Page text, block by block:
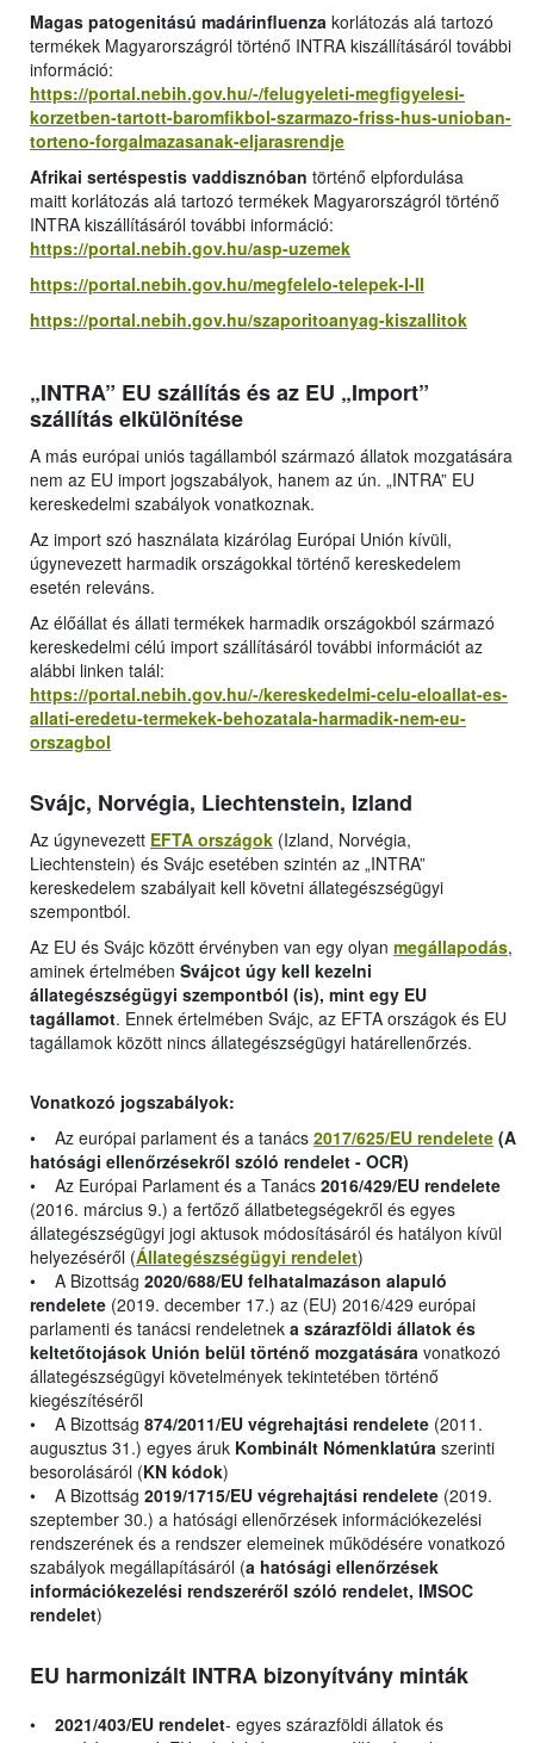
Magas patogenitású madárinfluenza korlátozás alá tartozó
termékek Magyarországról történő INTRA kiszállításáról további
információ:
https://portal.nebih.gov.hu/-/felugyeleti-megfigyelesi-
korzetben-tartott-baromfikbol-szarmazo-friss-hus-unioban-
torteno-forgalmazasanak-eljarasrendje
Afrikai sertéspestis vaddisznóban történő elpfordulása
maitt korlátozás alá tartozó termékek Magyarországról történő
INTRA kiszállításáról további információ:
https://portal.nebih.gov.hu/asp-uzemek
https://portal.nebih.gov.hu/megfelelo-telepek-I-II
https://portal.nebih.gov.hu/szaporitoanyag-kiszallitok
„INTRA” EU szállítás és az EU „Import”
szállítás elkülönítése
A más európai uniós tagállamból származó állatok mozgatására
nem az EU import jogszabályok, hanem az ún. „INTRA” EU
kereskedelmi szabályok vonatkoznak.
Az import szó használata kizárólag Európai Unión kívüli,
úgynevezett harmadik országokkal történő kereskedelem
esetén releváns.
Az élőállat és állati termékek harmadik országokból származó
kereskedelmi célú import szállításáról további információt az
alábbi linken talál:
https://portal.nebih.gov.hu/-/kereskedelmi-celu-eloallat-es-
allati-eredetu-termekek-behozatala-harmadik-nem-eu-
orszagbol
Svájc, Norvégia, Liechtenstein, Izland
Az úgynevezett EFTA országok (Izland, Norvégia,
Liechtenstein) és Svájc esetében szintén az „INTRA”
kereskedelem szabályait kell követni állategészségügyi
szempontból.
Az EU és Svájc között érvényben van egy olyan megállapodás,
aminek értelmében Svájcot úgy kell kezelni
állategészségügyi szempontból (is), mint egy EU
tagállamot. Ennek értelmében Svájc, az EFTA országok és EU
tagállamok között nincs állategészségügyi határellenőrzés.
Vonatkozó jogszabályok:
• Az európai parlament és a tanács 2017/625/EU rendelete (A
hatósági ellenőrzésekről szóló rendelet - OCR)
• Az Európai Parlament és a Tanács 2016/429/EU rendelete
(2016. március 9.) a fertőző állatbetegségekről és egyes
állategészségügyi jogi aktusok módosításáról és hatályon kívül
helyezéséről (Állategészségügyi rendelet)
• A Bizottság 2020/688/EU felhatalmazáson alapuló
rendelete (2019. december 17.) az (EU) 2016/429 európai
parlamenti és tanácsi rendeletnek a szárazföldi állatok és
keltetőtojások Unión belül történő mozgatására vonatkozó
állategészségügyi követelmények tekintetében történő
kiegészítéséről
• A Bizottság 874/2011/EU végrehajtási rendelete (2011.
augusztus 31.) egyes áruk Kombinált Nómenklatúra szerinti
besorolásáról (KN kódok)
• A Bizottság 2019/1715/EU végrehajtási rendelete (2019.
szeptember 30.) a hatósági ellenőrzések információkezelési
rendszerének és a rendszer elemeinek működésére vonatkozó
szabályok megállapításáról (a hatósági ellenőrzések
információkezelési rendszeréről szóló rendelet, IMSOC
rendelet)
EU harmonizált INTRA bizonyítvány minták
• 2021/403/EU rendelet- egyes szárazföldi állatok és